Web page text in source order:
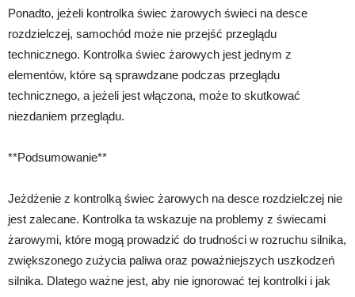
Ponadto, jeżeli kontrolka świec żarowych świeci na desce
rozdzielczej, samochód może nie przejść przeglądu
technicznego. Kontrolka świec żarowych jest jednym z
elementów, które są sprawdzane podczas przeglądu
technicznego, a jeżeli jest włączona, może to skutkować
niezdaniem przeglądu.
**Podsumowanie**
Jeżdżenie z kontrolką świec żarowych na desce rozdzielczej nie
jest zalecane. Kontrolka ta wskazuje na problemy z świecami
żarowymi, które mogą prowadzić do trudności w rozruchu silnika,
zwiększonego zużycia paliwa oraz poważniejszych uszkodzeń
silnika. Dlatego ważne jest, aby nie ignorować tej kontrolki i jak